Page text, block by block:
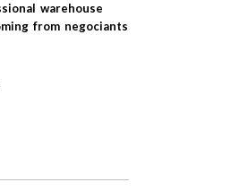
warehouse
from negociants